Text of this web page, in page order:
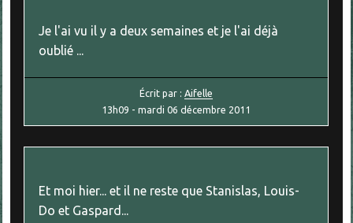
Je l'ai vu il y a deux semaines et je l'ai déjà
oublié ...
Écrit par : Aifelle
13h09 -mardi 06 décembre 2011
Et moi hier... et il ne reste que Stanislas, Louis-
Do et Gaspard...